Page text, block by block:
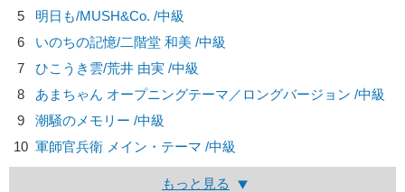
5
明日も/MUSH&Co. /中級
6
いのちの記憶/二階堂 和美 /中級
7
ひこうき雲/荒井 由実 /中級
8
あまちゃん オープニングテーマ／ロングバージョン /中級
9
潮騒のメモリー /中級
10 軍師官兵衛 メイン・テーマ /中級
もっと見る